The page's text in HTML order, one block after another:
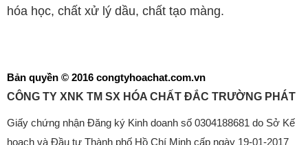
hóa học, chất xử lý dầu, chất tạo màng.
Bản quyền © 2016 congtyhoachat.com.vn
CÔNG TY XNK TM SX HÓA CHẤT ĐẮC TRƯỜNG PHÁT
Giấy chứng nhận Đăng ký Kinh doanh số 0304188681 do Sở Kế
hoạch và Đầu tư Thành phố Hồ Chí Minh cấp ngày 19-01-2017